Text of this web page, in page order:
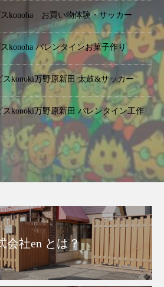
konoha お買い物体験・サッカー
konoha バレンタインお菓子作り
スkonoki万野原新田 太鼓&サッカー
konoki万野原新田 バレンタイン工作
会社en とは？